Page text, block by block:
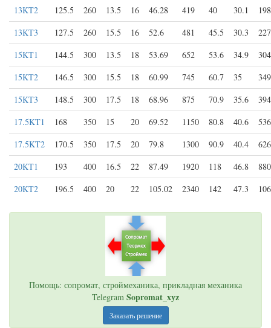
13KT2
125.5 260 13.5 16 46.28 419 40 30.1
13KT3
127.5 260 15.5 16 52.6 481 45.5 30.3
15KT1
144.5 300 13.5 18 53.69 652 53.6 34.9
15KT2
146.5 300 15.5 18 60.99 745 60.7 35
15KT3
148.5 300 17.5 18 68.96 875 70.9 35.6
17.5KT1
168 350 15 20 69.52 1150 80.8 40.6
17.5KT2
170.5 350 17.5 20 79.8 1300 90.9 40.4
20KT1
193 400 16.5 22 87.49 1920 118 46.8
20KT2
196.5 400 20 22 105.02 2340 142 47.3
Помощь: сопромат, строймеханика, прикладная механика
Telegram Sopromat_xyz
Заказать решение